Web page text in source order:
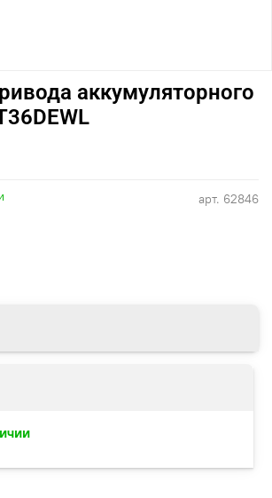
арт. 62846
аккумуляторного